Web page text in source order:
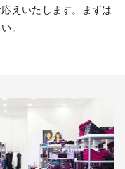
えいたします。まずは
。